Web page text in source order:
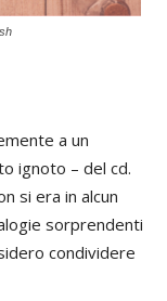
a un
ignoto – del cd.
si era in alcun
sorprendenti
condividere